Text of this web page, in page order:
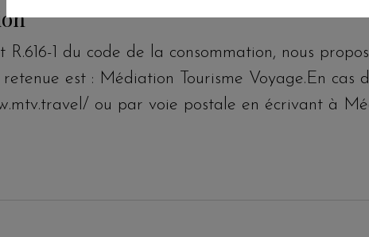
R.616-1 du code de la consommation, nous
est : Médiation Tourisme Voyage.En cas
ou par voie postale en écrivant à